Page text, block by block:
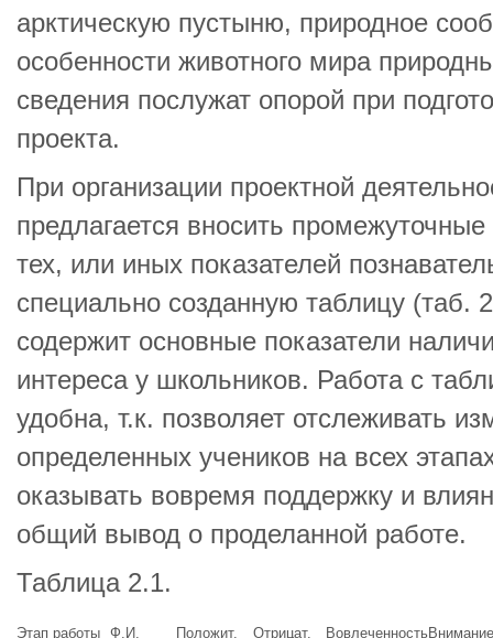
арктическую пустыню, природное
особенности животного мира
сведения послужат опорой при
проекта.
При организации проектной
предлагается вносить
тех, или иных показателей
специально созданную таблицу (таб.
содержит основные показатели
интереса у школьников. Работа с
удобна, т.к. позволяет отслеживать
определенных учеников на всех
оказывать вовремя поддержку и
общий вывод о проделанной работе.
Таблица 2.1.
Этап работы Ф.И.
Положит.
Отрицат.
Вовлеченность